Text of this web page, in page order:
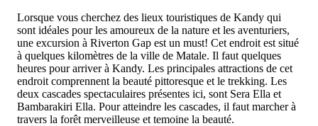
Lorsque vous cherchez des lieux touristiques de Kandy qui
sont idéales pour les amoureux de la nature et les aventuriers,
une excursion à Riverton Gap est un must! Cet endroit est situé
à quelques kilomètres de la ville de Matale. Il faut quelques
heures pour arriver à Kandy. Les principales attractions de cet
endroit comprennent la beauté pittoresque et le trekking. Les
deux cascades spectaculaires présentes ici, sont Sera Ella et
Bambarakiri Ella. Pour atteindre les cascades, il faut marcher à
travers la forêt merveilleuse et temoine la beauté.